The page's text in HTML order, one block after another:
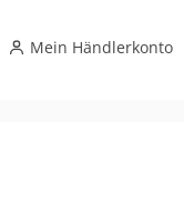
(exklusiv
Mein Händlerkonto